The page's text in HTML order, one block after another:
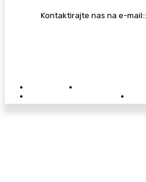
Kontaktirajte nas na e-mail::